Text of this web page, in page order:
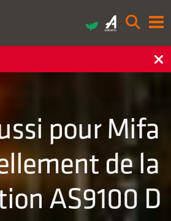
pour Mifa
de la
AS9100 D